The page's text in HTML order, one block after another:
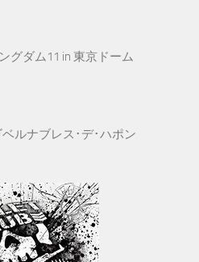
グダム11 in 東京ドーム
ルナブレス･デ･ハポン